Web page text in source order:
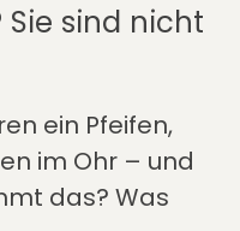
sind nicht
ein Pfeifen,
im Ohr – und
das? Was